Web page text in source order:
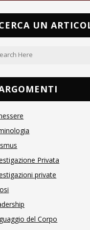
UN
Privata
private
del Corpo